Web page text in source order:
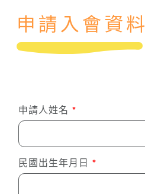
申請入會資料
申請人姓名 *
民國出生年月日 *